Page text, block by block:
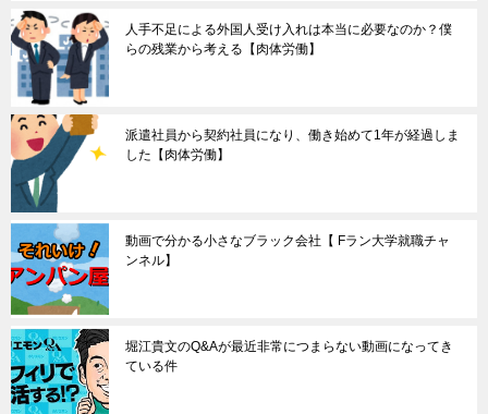
人手不足による外国人受け入れは本当に必要なのか？僕
らの残業から考える【肉体労働】
派遣社員から契約社員になり、働き始めて1年が経過しま
した【肉体労働】
動画で分かる小さなブラック会社【 Fラン大学就職チャ
ンネル】
堀江貴文のQ&Aが最近非常につまらない動画になってき
ている件